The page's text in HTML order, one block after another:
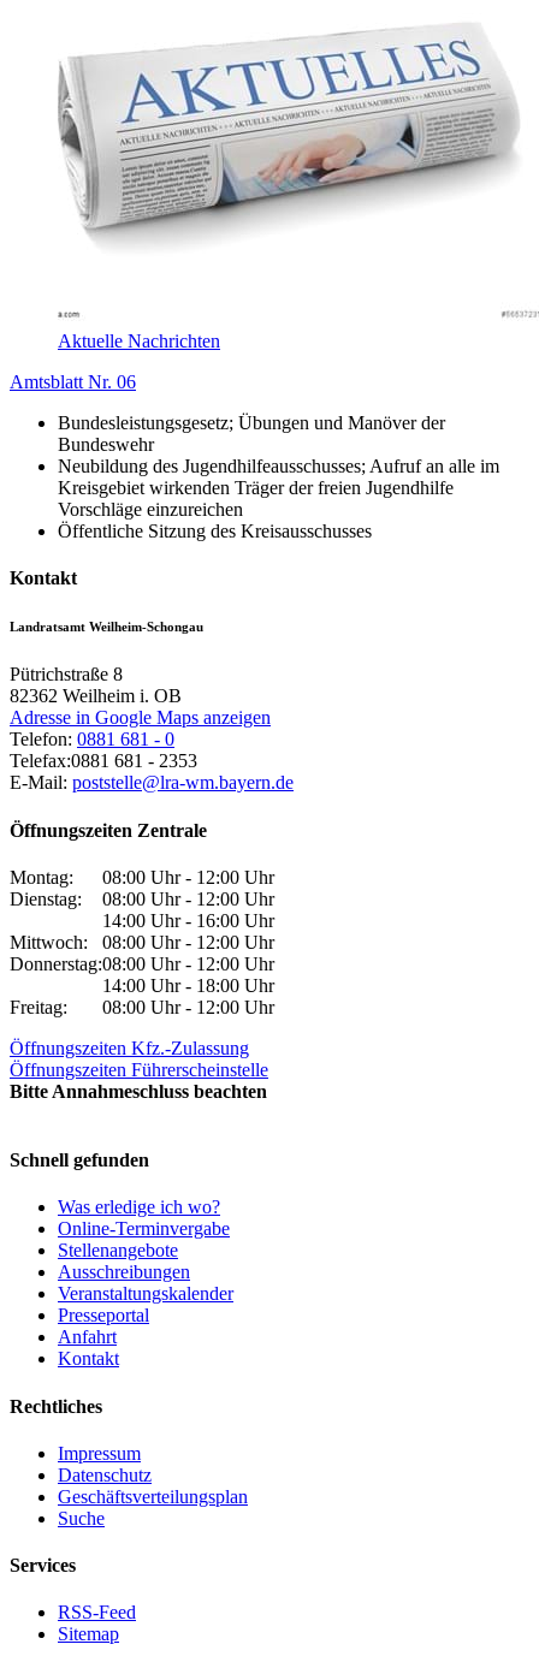
Aktuelle Nachrichten
Amtsblatt Nr. 06
Bundesleistungsgesetz; Übungen und Manöver der
Bundeswehr
Neubildung des Jugendhilfeausschusses; Aufruf an alle im
Kreisgebiet wirkenden Träger der freien Jugendhilfe
Vorschläge einzureichen
Öffentliche Sitzung des Kreisausschusses
Kontakt
Landratsamt Weilheim-Schongau
Pütrichstraße 8
82362 Weilheim i. OB
Adresse in Google Maps anzeigen
Telefon: 0881 681 - 0
Telefax:0881 681 - 2353
E-Mail: poststelle@lra-wm.bayern.de
Öffnungszeiten Zentrale
Montag:
08:00 Uhr - 12:00 Uhr
Dienstag:
08:00 Uhr - 12:00 Uhr
14:00 Uhr - 16:00 Uhr
Mittwoch:
08:00 Uhr - 12:00 Uhr
Donnerstag:08:00 Uhr - 12:00 Uhr
14:00 Uhr - 18:00 Uhr
Freitag:
08:00 Uhr - 12:00 Uhr
Öffnungszeiten Kfz.-Zulassung
Öffnungszeiten Führerscheinstelle
Bitte Annahmeschluss beachten
Schnell gefunden
Was erledige ich wo?
Online-Terminvergabe
Stellenangebote
Ausschreibungen
Veranstaltungskalender
Presseportal
Anfahrt
Kontakt
Rechtliches
Impressum
Datenschutz
Geschäftsverteilungsplan
Suche
Services
RSS-Feed
Sitemap